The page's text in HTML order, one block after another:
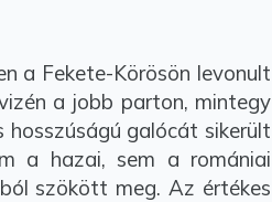
a Fekete-Körösön levonult
a jobb parton, mintegy
galócát sikerült
a hazai, sem a romániai
szökött meg. Az értékes